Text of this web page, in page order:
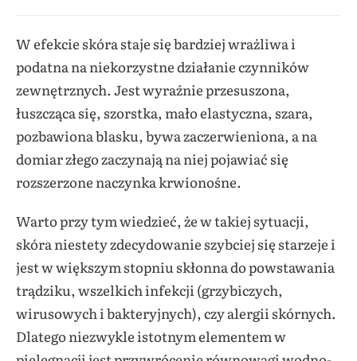
W efekcie skóra staje się bardziej wrażliwa i
podatna na niekorzystne działanie czynników
zewnętrznych. Jest wyraźnie przesuszona,
łuszcząca się, szorstka, mało elastyczna, szara,
pozbawiona blasku, bywa zaczerwieniona, a na
domiar złego zaczynają na niej pojawiać się
rozszerzone naczynka krwionośne.
Warto przy tym wiedzieć, że w takiej sytuacji,
skóra niestety zdecydowanie szybciej się starzeje i
jest w większym stopniu skłonna do powstawania
trądziku, wszelkich infekcji (grzybiczych,
wirusowych i bakteryjnych), czy alergii skórnych.
Dlatego niezwykle istotnym elementem w